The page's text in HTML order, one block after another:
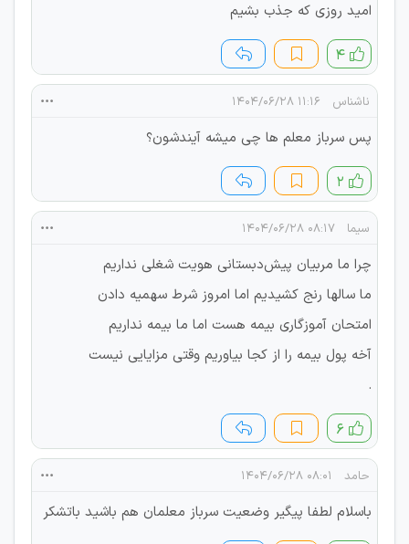
امید روزی که جذب بشیم
۴
ناشناس ۱۱:۱۶ ۱۴۰۴/۰۶/۲۸
پس سرباز معلم ها چی میشه آیندشون؟
۲
سیما ۰۸:۱۷ ۱۴۰۴/۰۶/۲۸
چرا ما مربیان پیش‌دبستانی هویت شغلی نداریم
ما سالها رنج کشیدیم اما امروز شرط سهمیه دادن
امتحان آموزگاری بیمه هست اما ما بیمه نداریم
آخه پول بیمه را از کجا بیاوریم وقتی مزایایی نیست
.
۶
حامد ۰۸:۰۱ ۱۴۰۴/۰۶/۲۸
باسلام لطفا پیگیر وضعیت سرباز معلمان هم باشید باتشکر